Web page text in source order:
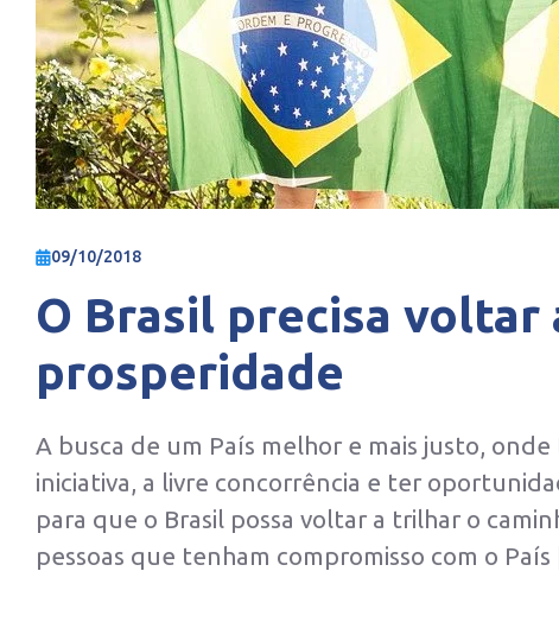
09/10/2018
O Brasil precisa
prosperidade
A busca de um País melhor e mais justo,
iniciativa, a livre concorrência e ter
para que o Brasil possa voltar a trilhar o
pessoas que tenham compromisso com o